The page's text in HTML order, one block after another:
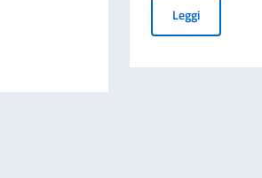
che potranno studiare in Italia
Leggi